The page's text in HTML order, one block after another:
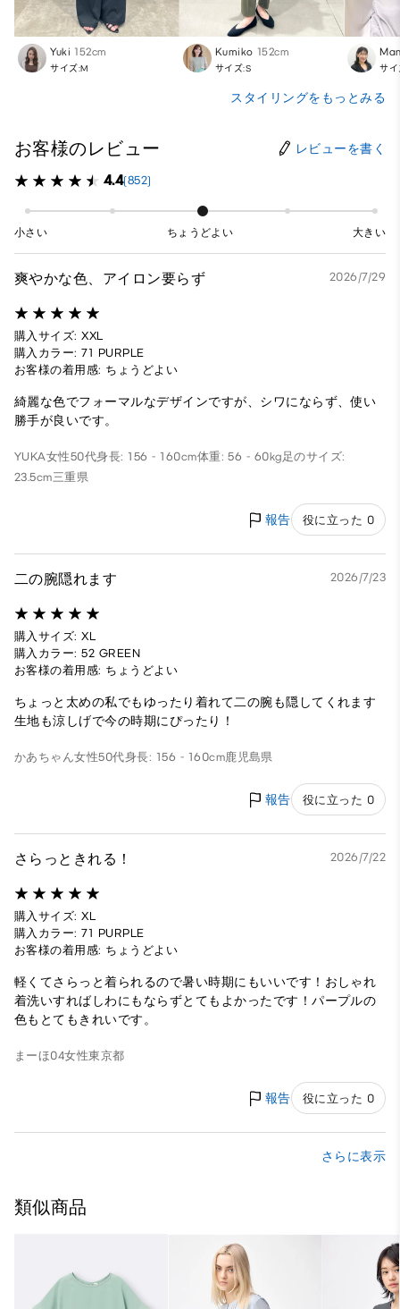
Yuki 152cm
サイズ:M
Kumiko 152cm
サイズ:S サ
スタイリングをもっとみる
お客様のレビュー レビューを書く
4.4(852)
小さい ちょうどよい 大きい
爽やかな色、アイロン要らず 2026/7/29
購入サイズ: XXL
購入カラー: 71 PURPLE
お客様の着用感: ちょうどよい
綺麗な色でフォーマルなデザインですが、シワにならず、使い
勝手が良いです。
YUKA女性50代身長: 156 - 160cm体重: 56 - 60kg足のサイズ:
23.5cm三重県
報告 役に立った 0
二の腕隠れます 2026/7/23
購入サイズ: XL
購入カラー: 52 GREEN
お客様の着用感: ちょうどよい
ちょっと太めの私でもゆったり着れて二の腕も隠してくれます
生地も涼しげで今の時期にぴったり！
かあちゃん女性50代身長: 156 - 160cm鹿児島県
報告 役に立った 0
さらっときれる！ 2026/7/22
購入サイズ: XL
購入カラー: 71 PURPLE
お客様の着用感: ちょうどよい
軽くてさらっと着られるので暑い時期にもいいです！おしゃれ
着洗いすればしわにもならずとてもよかったです！パープルの
色もとてもきれいです。
まーほ04女性東京都
報告 役に立った 0
さらに表示
類似商品